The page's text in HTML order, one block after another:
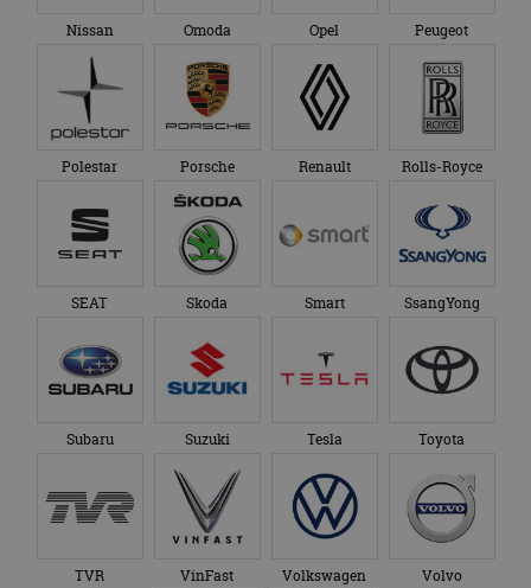
Nissan Omoda Opel Peugeot
Polestar Porsche Renault Rolls-Royce
SEAT Skoda Smart SsangYong
Subaru Suzuki Tesla Toyota
TVR VinFast Volkswagen Volvo